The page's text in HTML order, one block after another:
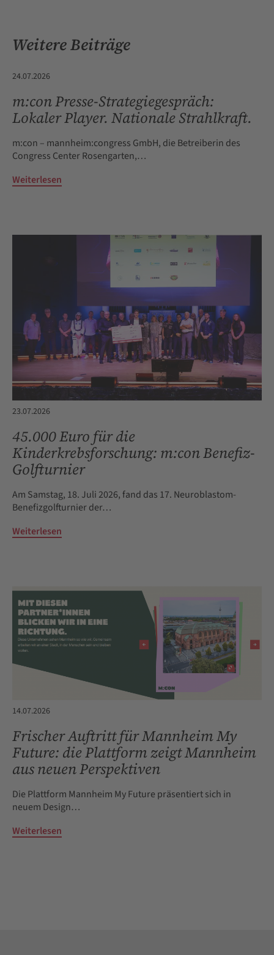
Alice
Bensheimer
Frauentag
im
Congress
Center
Rosengarten
Diabetes
Gesellschaft
(DDG)
Weitere Beiträge
24.07.2026
m:con Presse-Strategiegespräch:
Lokaler Player. Nationale Strahlkraft.
m:con – mannheim:congress GmbH, die Betreiberin des
Congress Center Rosengarten,…
Weiterlesen
23.07.2026
45.000 Euro für die
Kinderkrebsforschung: m:con Benefiz-
Golfturnier
Am Samstag, 18. Juli 2026, fand das 17. Neuroblastom-
Benefizgolfturnier der…
Weiterlesen
14.07.2026
Frischer Auftritt für Mannheim My
Future: die Plattform zeigt Mannheim
aus neuen Perspektiven
Die Plattform Mannheim My Future präsentiert sich in
neuem Design…
Weiterlesen